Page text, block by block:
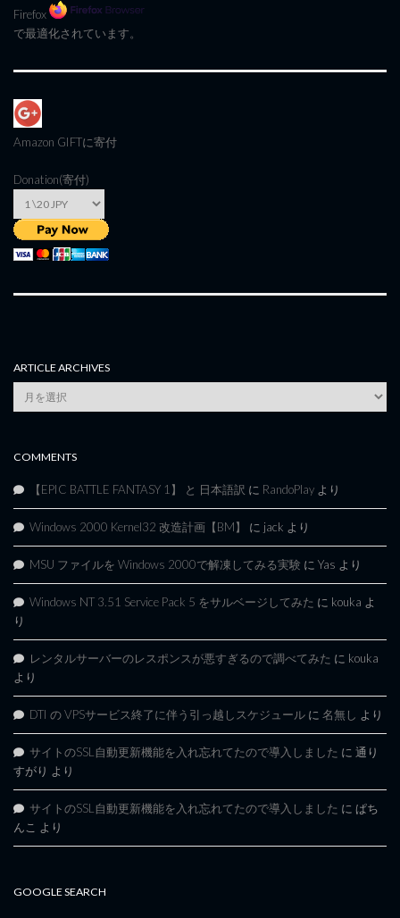
Firefox
で最適化されています。
Amazon GIFTに寄付
Donation(寄付)
ARTICLE ARCHIVES
Article
Archives
COMMENTS
【EPIC BATTLE FANTASY 1】 と 日本語訳 に RandoPlay より
Windows 2000 Kernel32 改造計画【BM】 に jack より
MSU ファイルを Windows 2000で解凍してみる実験 に Yas より
Windows NT 3.51 Service Pack 5 をサルベージしてみた に kouka よ
り
レンタルサーバーのレスポンスが悪すぎるので調べてみた に kouka
より
DTI の VPSサービス終了に伴う引っ越しスケジュール に 名無し より
サイトのSSL自動更新機能を入れ忘れてたので導入しました に 通り
すがり より
サイトのSSL自動更新機能を入れ忘れてたので導入しました に ぱち
んこ より
GOOGLE SEARCH